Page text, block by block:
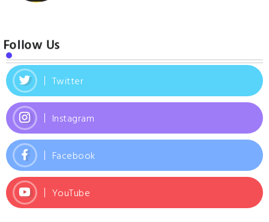
Follow Us
Twitter
Instagram
Facebook
YouTube